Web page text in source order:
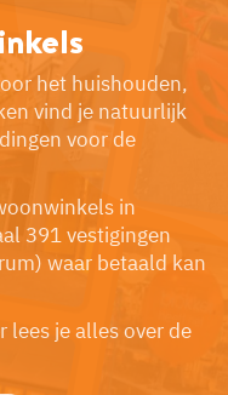
het huishouden,
vind je natuurlijk
voor de
in
391 vestigingen
waar betaald kan
lees je alles over de